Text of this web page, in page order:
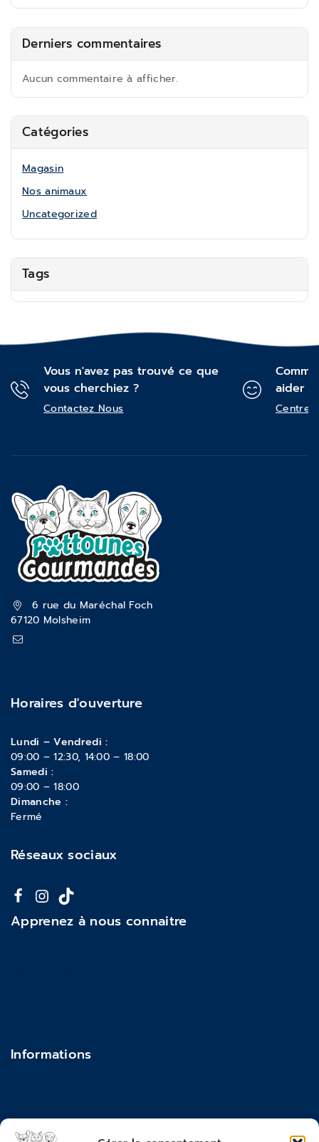
Derniers commentaires
Aucun commentaire à afficher.
Catégories
Magasin
Nos animaux
Uncategorized
Tags
Vous n'avez pas trouvé ce que
vous cherchiez ?
Contactez Nous
aider ?
Centre
6 rue du Maréchal Foch
67120 Molsheim
Horaires d'ouverture
Lundi – Vendredi :
09:00 – 12:30, 14:00 – 18:00
Samedi :
09:00 – 18:00
Dimanche :
Fermé
Réseaux sociaux
Apprenez à nous connaitre
Informations
Moyens de paiements